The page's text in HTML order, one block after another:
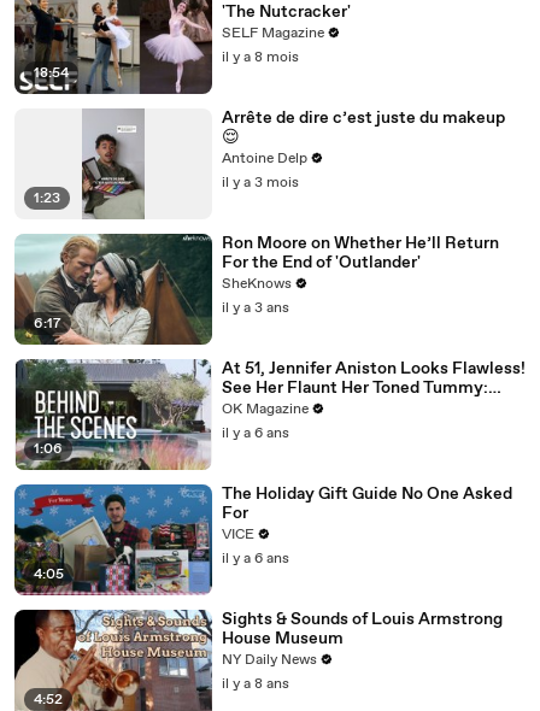
18:54
'The Nutcracker'
SELF Magazine
il y a 8 mois
1:23
Arrête de dire c’est juste du makeup
😌
Antoine Delp
il y a 3 mois
6:17
Ron Moore on Whether He’ll Return
For the End of 'Outlander'
SheKnows
il y a 3 ans
1:06
At 51, Jennifer Aniston Looks Flawless!
See Her Flaunt Her Toned Tummy:
Photos
OK Magazine
il y a 6 ans
4:05
The Holiday Gift Guide No One Asked
For
VICE
il y a 6 ans
4:52
Sights & Sounds of Louis Armstrong
House Museum
NY Daily News
il y a 8 ans